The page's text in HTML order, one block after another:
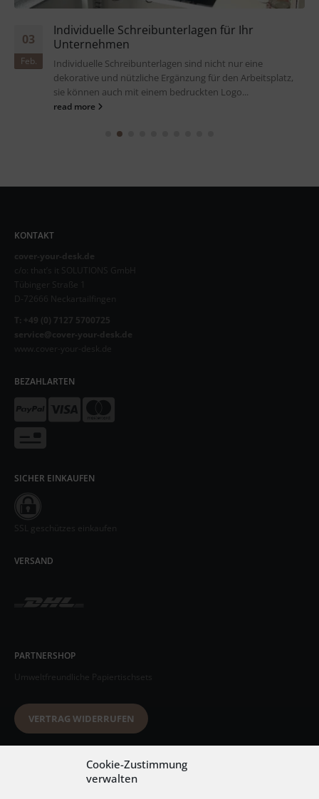
Cookie-Zustimmung
verwalten
03
Feb.
Individuelle Schreibunterlagen für Ihr
Unternehmen
Individuelle Schreibunterlagen sind nicht nur eine
dekorative und nützliche Ergänzung für den Arbeitsplatz,
sie können auch mit einem bedruckten Logo...
read more
KONTAKT
cover-your-desk.de
c/o: that’s it SOLUTIONS GmbH
Tübinger Straße 1
D-72666 Neckartailfingen
T: +49 (0) 7127 5700725
service@cover-your-desk.de
www.cover-your-desk.de
BEZAHLARTEN
SICHER EINKAUFEN
SSL geschützes einkaufen
VERSAND
PARTNERSHOP
Umweltfreundliche Papiertischsets
VERTRAG WIDERRUFEN
Datenschutzerklärung